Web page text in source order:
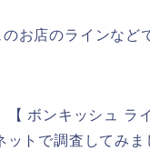
お店のラインなど
ボンキッシュ ラ
トで調査してみま